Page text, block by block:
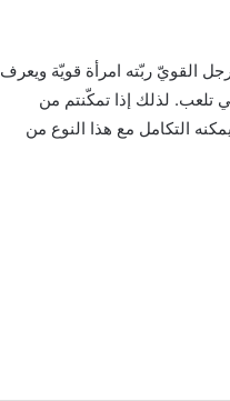
القويّ ربّته امرأة قويّة ويعرف
تلعب. لذلك إذا تمكّنتم من
التكامل مع هذا النوع من